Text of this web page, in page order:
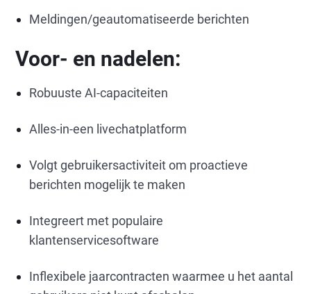
Meldingen/geautomatiseerde berichten
Voor- en nadelen:
Robuuste AI-capaciteiten
Alles-in-een livechatplatform
Volgt gebruikersactiviteit om proactieve
berichten mogelijk te maken
Integreert met populaire
klantenservicesoftware
Inflexibele jaarcontracten waarmee u het aantal